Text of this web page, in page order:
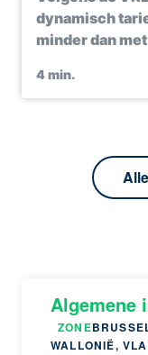
dynamisch
minder dan
4min.
Algemene
ZONE
WALLONIË,